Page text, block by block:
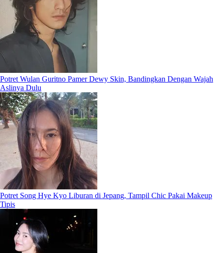
Potret Wulan Guritno Pamer Dewy Skin, Bandingkan Dengan Wajah
Aslinya Dulu
Potret Song Hye Kyo Liburan di Jepang, Tampil Chic Pakai Makeup
Tipis